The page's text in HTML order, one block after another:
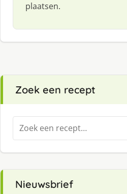
plaatsen.
Zoek een recept
Zoeken
naar:
Nieuwsbrief